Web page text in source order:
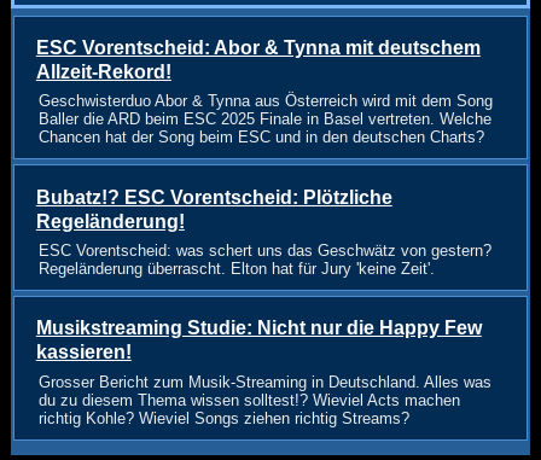
ESC Vorentscheid: Abor & Tynna mit deutschem
Allzeit-Rekord!
Geschwisterduo Abor & Tynna aus Österreich wird mit dem Song
Baller die ARD beim ESC 2025 Finale in Basel vertreten. Welche
Chancen hat der Song beim ESC und in den deutschen Charts?
Bubatz!? ESC Vorentscheid: Plötzliche
Regeländerung!
ESC Vorentscheid: was schert uns das Geschwätz von gestern?
Regeländerung überrascht. Elton hat für Jury 'keine Zeit'.
Musikstreaming Studie: Nicht nur die Happy Few
kassieren!
Grosser Bericht zum Musik-Streaming in Deutschland. Alles was
du zu diesem Thema wissen solltest!? Wieviel Acts machen
richtig Kohle? Wieviel Songs ziehen richtig Streams?